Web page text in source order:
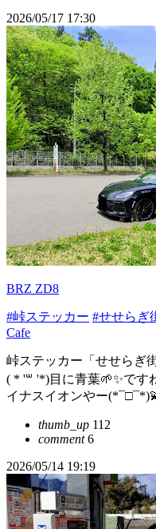
2026/05/17 17:30
BRZ ZD8
#峠ステッカー #せせらぎ
Cafe
峠ステッカー「せせらぎ
( * '꒳ '*)目に青葉🌱✨で
イナスイオンやー
thumb_up 112
comment6
2026/05/14 19:19